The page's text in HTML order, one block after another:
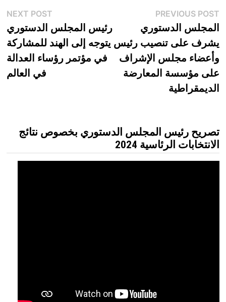
تصفّح
المقالات
PREVIOUS POST
post:
المجلس الدستوري
يشرف على تنصيب رئيس
وأعضاء مجلس الإشراف
على مؤسسة المعارضة
الديمقراطية
NEXT POST
رئيس المجلس الدستوري
يتوجه إلى الهند للمشاركة
في مؤتمر رؤساء العدالة
في العالم
تصريح رئيس المجلس الدستوري بخصوص نتائج
الانتخابات الرئاسية 2024